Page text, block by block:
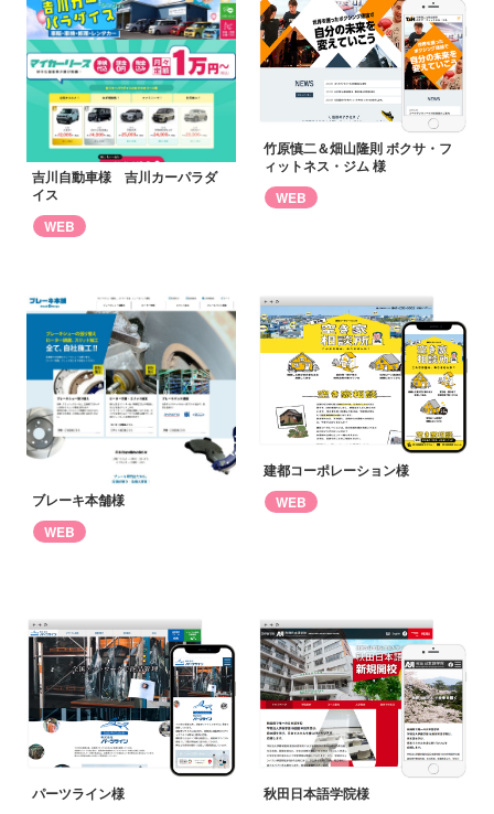
吉川自動車様 吉川カーパラダ
イス
WEB
竹原慎二＆畑山隆則 ボクサ・フ
ィットネス・ジム 様
WEB
ブレーキ本舗様
WEB
建都コーポレーション様
WEB
パーツライン様
秋田日本語学院様